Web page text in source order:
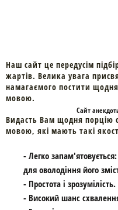
Наш сайт це передусім
жартів. Велика увага
намагаємого постити
мовою.
Cайт
Видасть Вам щодня порцію
мовою, які мають такі
- Легко
для оволодіння його
- Простота і зрозумілість.
- Високий шанс